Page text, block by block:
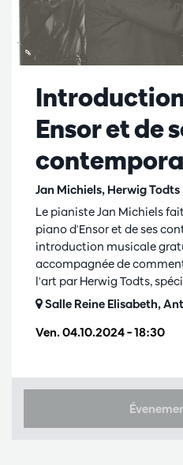
Ensor et de
Jan Michiels, Herwig Todts
Ven. 04.10.2024– 18:30
Le pianiste Jan Michiels
piano d'Ensor et de ses
introduction musicale
accompagnée de
l'art par Herwig Todts,
Salle Reine Elisabeth,